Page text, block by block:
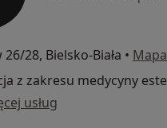
28, Bielsko-Biała • Mapa
usług